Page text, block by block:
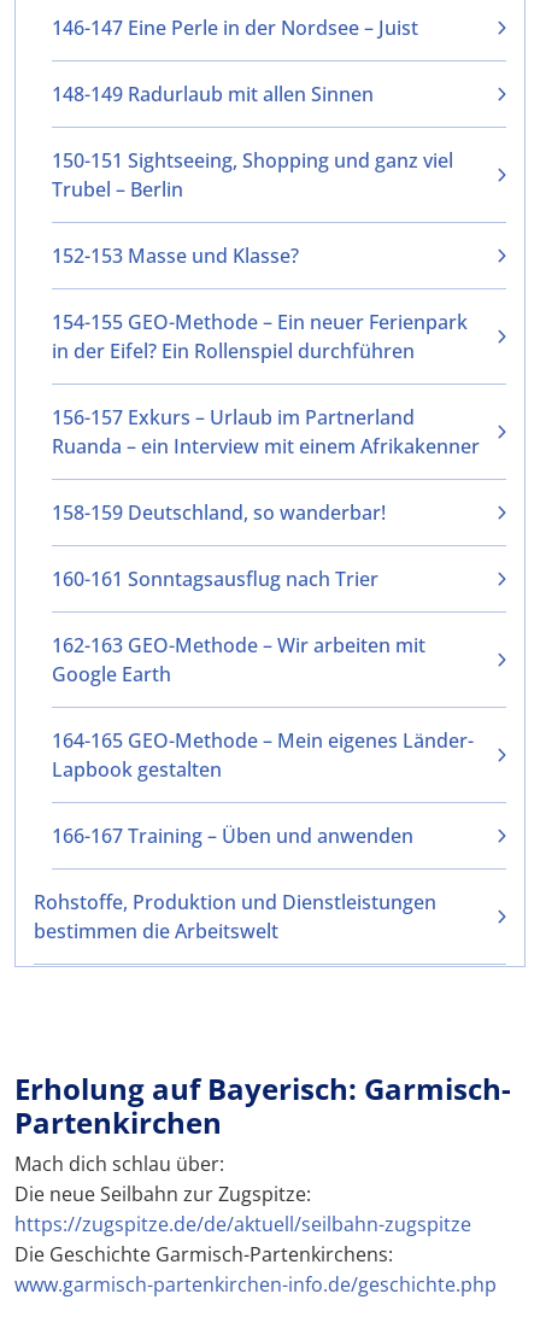
146-147 Eine Perle in der Nordsee – Juist
148-149 Radurlaub mit allen Sinnen
150-151 Sightseeing, Shopping und ganz viel
Trubel – Berlin
152-153 Masse und Klasse?
154-155 GEO-Methode – Ein neuer Ferienpark
in der Eifel? Ein Rollenspiel durchführen
156-157 Exkurs – Urlaub im Partnerland
Ruanda – ein Interview mit einem Afrikakenner
158-159 Deutschland, so wanderbar!
160-161 Sonntagsausflug nach Trier
162-163 GEO-Methode – Wir arbeiten mit
Google Earth
164-165 GEO-Methode – Mein eigenes Länder-
Lapbook gestalten
166-167 Training – Üben und anwenden
Rohstoffe, Produktion und Dienstleistungen
bestimmen die Arbeitswelt
Erholung auf Bayerisch: Garmisch-
Partenkirchen
Mach dich schlau über:
Die neue Seilbahn zur Zugspitze:
https://zugspitze.de/de/aktuell/seilbahn-zugspitze
Die Geschichte Garmisch-Partenkirchens:
www.garmisch-partenkirchen-info.de/geschichte.php